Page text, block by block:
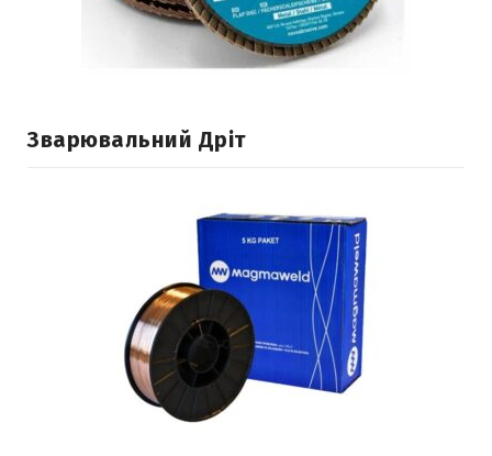
Зварювальний Дріт